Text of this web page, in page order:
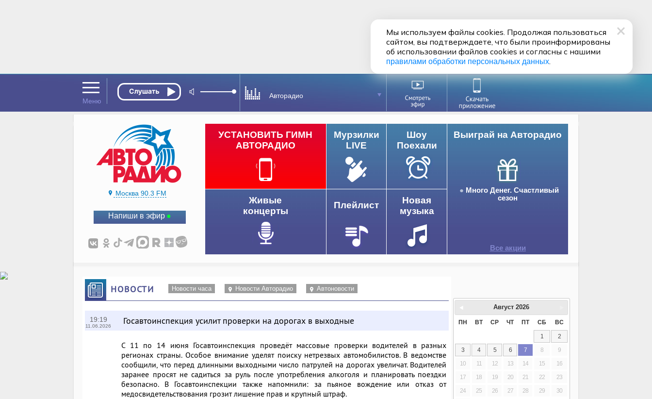
Авторадио
Москва 90.3 FM
Напиши в эфир
Выиграй на Авторадио
Много Денег. Счастливый
сезон
Все акции
УСТАНОВИТЬ ГИМН
АВТОРАДИО
Мурзилки
LIVE
Шоу
Поехали
Живые
концерты
Плейлист
Новая
музыка
НОВОСТИ Новости часа Новости Авторадио Автоновости
19:19
11.06.2026 Госавтоинспекция усилит проверки на дорогах в выходные
С 11 по 14 июня Госавтоинспекция проведёт массовые проверки водителей в разных
регионах страны. Особое внимание уделят поиску нетрезвых автомобилистов. В ведомстве
сообщили, что перед длинными выходными число патрулей на дорогах увеличат. Водителей
заранее просят не садиться за руль после употребления алкоголя и планировать поездки
безопасно. В Госавтоинспекции также напомнили: за пьяное вождение или отказ от
медосвидетельствования грозит лишение прав и крупный штраф.
Август 2026
ПН ВТ СР ЧТ ПТ СБ ВС
1
2
3
4 5 6 7 8
9
10
11 12 13 14 15
16
17
18 19 20 21 22
23
24
25 26 27 28 29
30
Мы используем файлы cookies. Продолжая пользоваться
сайтом, вы подтверждаете, что были проинформированы
об использовании файлов cookies и согласны с нашими
правилами обработки персональных данных.